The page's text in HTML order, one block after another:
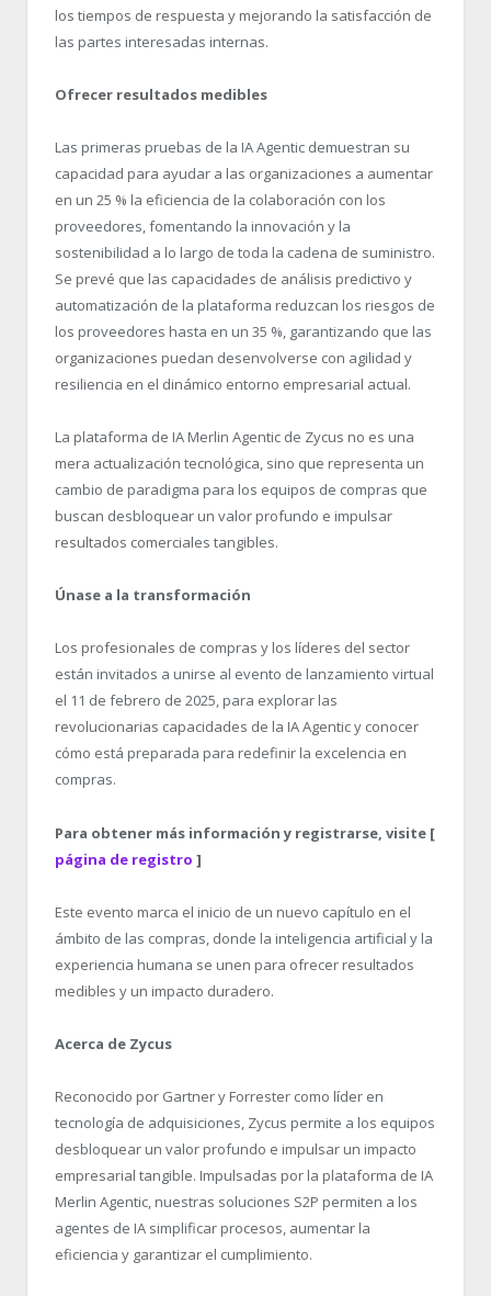
los tiempos de respuesta y mejorando la satisfacción de
las partes interesadas internas.
Ofrecer resultados medibles
Las primeras pruebas de la IA Agentic demuestran su
capacidad para ayudar a las organizaciones a aumentar
en un 25 % la eficiencia de la colaboración con los
proveedores, fomentando la innovación y la
sostenibilidad a lo largo de toda la cadena de suministro.
Se prevé que las capacidades de análisis predictivo y
automatización de la plataforma reduzcan los riesgos de
los proveedores hasta en un 35 %, garantizando que las
organizaciones puedan desenvolverse con agilidad y
resiliencia en el dinámico entorno empresarial actual.
La plataforma de IA Merlin Agentic de Zycus no es una
mera actualización tecnológica, sino que representa un
cambio de paradigma para los equipos de compras que
buscan desbloquear un valor profundo e impulsar
resultados comerciales tangibles.
Únase a la transformación
Los profesionales de compras y los líderes del sector
están invitados a unirse al evento de lanzamiento virtual
el 11 de febrero de 2025, para explorar las
revolucionarias capacidades de la IA Agentic y conocer
cómo está preparada para redefinir la excelencia en
compras.
Para obtener más información y registrarse, visite [
página de registro ]
Este evento marca el inicio de un nuevo capítulo en el
ámbito de las compras, donde la inteligencia artificial y la
experiencia humana se unen para ofrecer resultados
medibles y un impacto duradero.
Acerca de Zycus
Reconocido por Gartner y Forrester como líder en
tecnología de adquisiciones, Zycus permite a los equipos
desbloquear un valor profundo e impulsar un impacto
empresarial tangible. Impulsadas por la plataforma de IA
Merlin Agentic, nuestras soluciones S2P permiten a los
agentes de IA simplificar procesos, aumentar la
eficiencia y garantizar el cumplimiento.